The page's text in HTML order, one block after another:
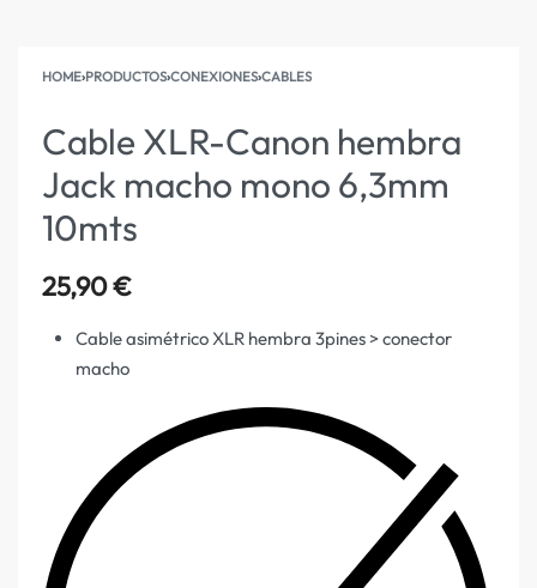
HOME›PRODUCTOS›CONEXIONES›CABLES
Cable XLR-Canon hembra
Jack macho mono 6,3mm
10mts
25,90€
Cable asimétrico XLR hembra 3pines > conector
macho